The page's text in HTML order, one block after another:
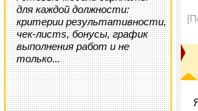
для каждой должности:
критерии результативности,
чек-листs, бонусы, график
выполнения работ и не
только...